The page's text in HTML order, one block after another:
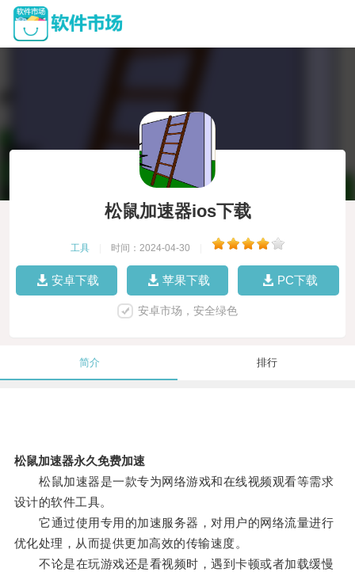
松鼠加速器ios下载
工具 时间：2024-04-30
安卓下载 苹果下载 PC下载
安卓市场，安全绿色
简介 排行
松鼠加速器永久免费加速
松鼠加速器是一款专为网络游戏和在线视频观看等需求
设计的软件工具。
它通过使用专用的加速服务器，对用户的网络流量进行
优化处理，从而提供更加高效的传输速度。
不论是在玩游戏还是看视频时，遇到卡顿或者加载缓慢